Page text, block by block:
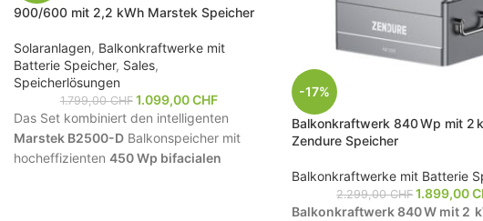
900/600 mit 2,2 kWh Marstek Speicher
Solaranlagen, Balkonkraftwerke mit
Batterie Speicher, Sales,
Speicherlösungen
1.799,00CHF 1.099,00CHF
Das Set kombiniert den intelligenten
Marstek B2500-DBalkonspeicher mit
hocheffizienten 450 Wp bifacialen
-17%
Balkonkraftwerk 840 Wp mit 2
Zendure Speicher
Balkonkraftwerke mit Batterie
2.299,00CHF 1.899,00
Balkonkraftwerk 840 W mit 2